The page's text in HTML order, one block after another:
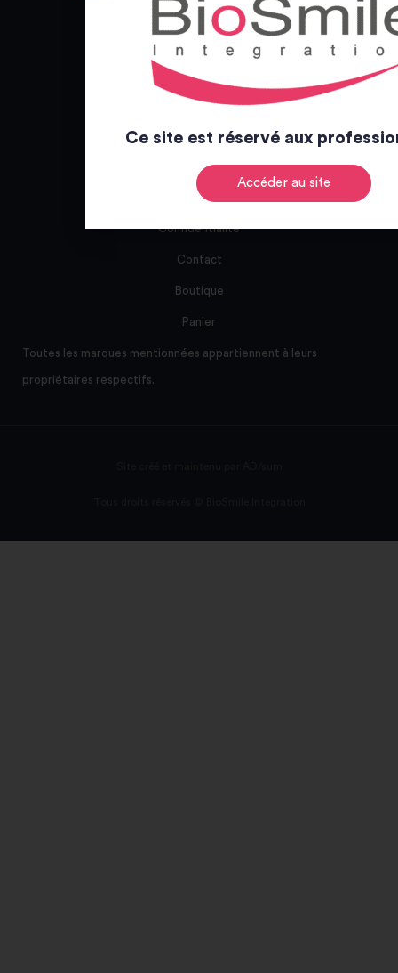
+33 1 85 76 47 77
contact@biosmileintegration.com
www.biosmileintegration.com
Mentions légales
CGV
Confidentialité
Contact
Boutique
Panier
Toutes les marques mentionnées appartiennent à leurs
propriétaires respectifs.
Ce site est réservé aux
Accéder au site